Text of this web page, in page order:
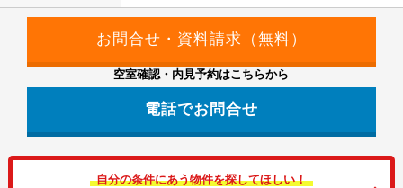
空室確認・内見予約はこちらから
電話でお問合せ
自分の条件にあう物件を探してほしい！